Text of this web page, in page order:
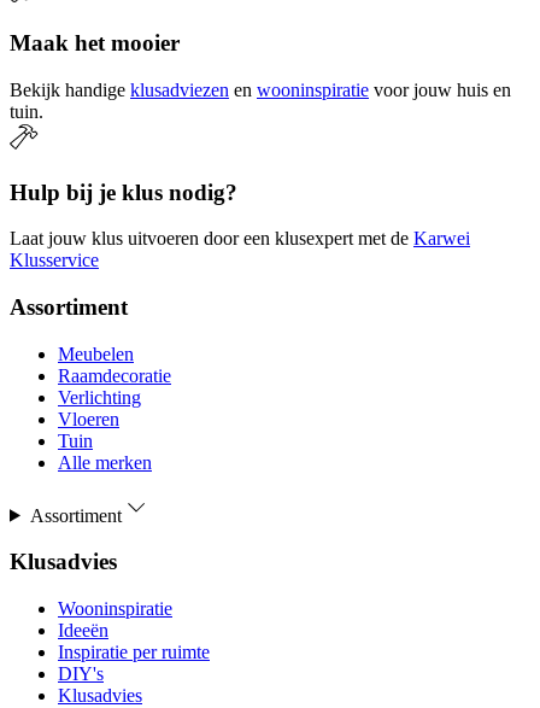
Maak het mooier
Bekijk handige klusadviezen en wooninspiratie voor jouw huis en
tuin.
Hulp bij je klus nodig?
Laat jouw klus uitvoeren door een klusexpert met de Karwei
Klusservice
Assortiment
Meubelen
Raamdecoratie
Verlichting
Vloeren
Tuin
Alle merken
Assortiment
Klusadvies
Wooninspiratie
Ideeën
Inspiratie per ruimte
DIY's
Klusadvies